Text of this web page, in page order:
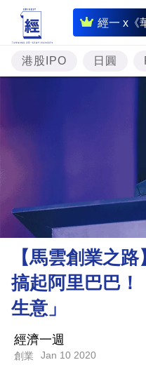
經一 x《
即
時
財
經
理
財
商
技
港股IPO 日圓
【馬雲創業之
搞起阿里巴巴！
生意」
經濟一週
創業 Jan 10 2020